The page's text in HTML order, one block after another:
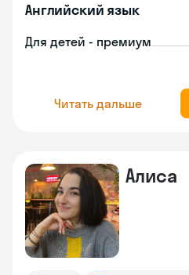
Английский язык
Для детей - премиум
Читать дальше
Алиса